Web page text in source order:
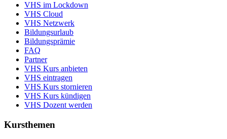
VHS im Lockdown
VHS Cloud
VHS Netzwerk
Bildungsurlaub
Bildungsprämie
FAQ
Partner
VHS Kurs anbieten
VHS eintragen
VHS Kurs stornieren
VHS Kurs kündigen
VHS Dozent werden
Kursthemen